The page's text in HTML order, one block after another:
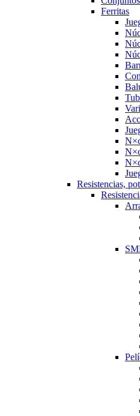
Ferritas
Resistencias,